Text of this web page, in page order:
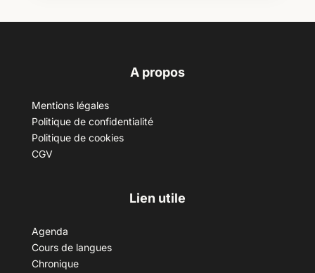
A propos
Mentions légales
Politique de confidentialité
Politique de cookies
CGV
Lien utile
Agenda
Cours de langues
Chronique